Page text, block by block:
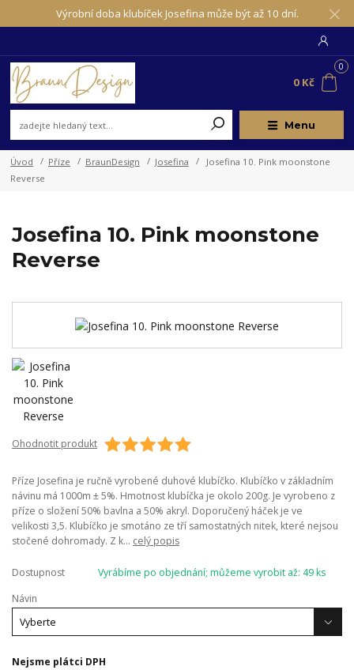
Výrobní doba klubíček Josefina může být až 10 dní.
Menu
0
0 Kč
Úvod Příze BraunDesign Josefina
Josefina 10. Pink moonstone
Reverse
Josefina 10. Pink moonstone
Reverse
Ohodnotit produkt
Příze Josefina je ručně vyrobené duhové klubíčko. Klubíčko v základním
návinu má 1000m ± 5%. Hmotnost klubíčka je okolo 200g. Je vyrobeno z
příze o složení 50% bavlna a 50% akryl. Doporučený háček je ve
velikosti 3,5. Klubíčko je smotáno ze tří samostatných nitek, které nejsou
stočené dohromady. Z k... celý popis
Dostupnost
Vyrábíme po objednání; můžeme vyrobit až: 49 ks
Návin
Nejsme plátci DPH